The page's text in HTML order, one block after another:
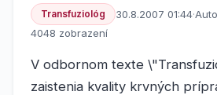
Transfuziológ 30.8.2007 01:44·
4048 zobrazení
V odbornom texte
zaistenia kvality krvných